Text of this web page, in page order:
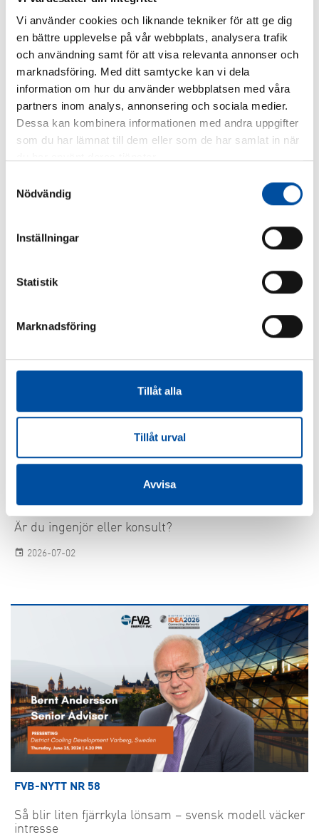
Vi använder cookies och liknande tekniker för att ge dig
en bättre upplevelse på vår webbplats, analysera trafik
och användning samt för att visa relevanta annonser och
marknadsföring. Med ditt samtycke kan vi dela
information om hur du använder webbplatsen med våra
partners inom analys, annonsering och sociala medier.
Dessa kan kombinera informationen med andra uppgifter
som du har lämnat till dem eller som de har samlat in när
Nödvändig
Inställningar
Statistik
Marknadsföring
Tillåt alla
Tillåt urval
Avvisa
Uppväxt i Ludvika, utbildad till civilingenjör
inom maskin vid KTH, lång erfarenhet inom
energibranschen från bland annat Fortum och ABB Atom.
Har arbetat på FVB sedan 2003 och som vice vd sedan 2017.
Intressen: Många, men musikintresset är störst. Spelar
trumpet, arrangerar musik och skriver egen musik då och
då.
DELA
Liknande artiklar
Är du ingenjör eller konsult?
2026-07-02
FVB-NYTT NR 58
Så blir liten fjärrkyla lönsam – svensk modell väcker
intresse